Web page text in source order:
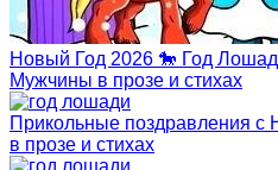
Новый Год 2026 🐎 Год
Мужчины в прозе и стихах
Прикольные поздравления
в прозе и стихах